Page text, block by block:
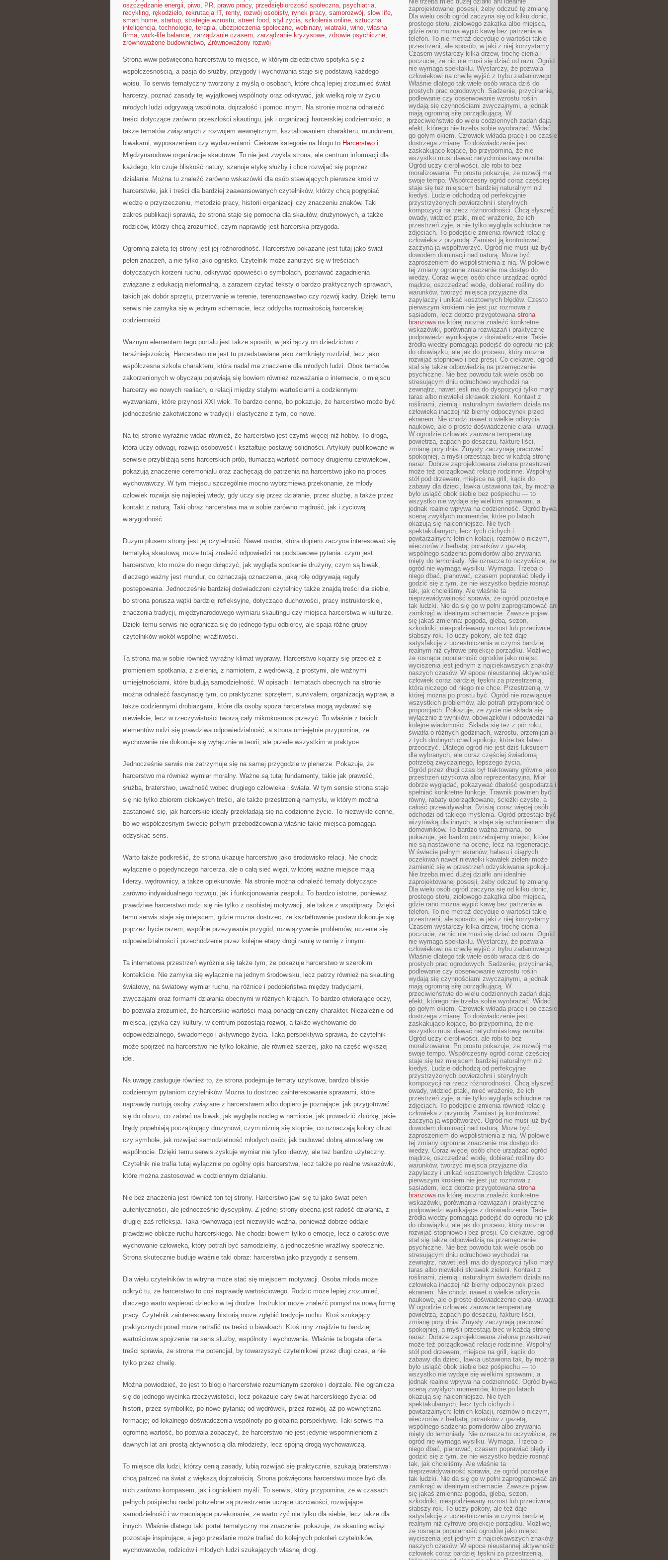
oszczędzanie energii, piwo, PR, prawo pracy, przedsiębiorczość społeczna, psychiatria,
recykling, rękodzieło, rekrutacja IT, renty, rozwój osobisty, rynek pracy, samorozwój, slow life,
smart home, startup, strategie wzrostu, street food, styl życia, szkolenia online, sztuczna
inteligencja, technologie, terapia, ubezpieczenia społeczne, webinary, wiatraki, wino, własna
firma, work-life balance, zarządzanie czasem, zarządzanie kryzysowe, zdrowie psychiczne,
zrównoważone budownictwo, Zrównoważony rozwój
Strona www poświęcona harcerstwu to miejsce, w którym dziedzictwo spotyka się z
współczesnością, a pasja do służby, przygody i wychowania staje się podstawą każdego
wpisu. To serwis tematyczny tworzony z myślą o osobach, które chcą lepiej zrozumieć świat
harcerzy, poznać zasady tej wyjątkowej wspólnoty oraz odkrywać, jak wielką rolę w życiu
młodych ludzi odgrywają wspólnota, dojrzałość i pomoc innym. Na stronie można odnaleźć
treści dotyczące zarówno przeszłości skautingu, jak i organizacji harcerskiej codzienności, a
także tematów związanych z rozwojem wewnętrznym, kształtowaniem charakteru, mundurem,
biwakami, wyposażeniem czy wydarzeniami. Ciekawe kategorie na blogu to Harcerstwo i
Międzynarodowe organizacje skautowe. To nie jest zwykła strona, ale centrum informacji dla
każdego, kto czuje bliskość natury, szanuje etykę służby i chce rozwijać się poprzez
działanie. Można tu znaleźć zarówno wskazówki dla osób stawiających pierwsze kroki w
harcerstwie, jak i treści dla bardziej zaawansowanych czytelników, którzy chcą pogłębiać
wiedzę o przyrzeczeniu, metodzie pracy, historii organizacji czy znaczeniu znaków. Taki
zakres publikacji sprawia, że strona staje się pomocna dla skautów, drużynowych, a także
rodziców, którzy chcą zrozumieć, czym naprawdę jest harcerska przygoda.
Ogromną zaletą tej strony jest jej różnorodność. Harcerstwo pokazane jest tutaj jako świat
pełen znaczeń, a nie tylko jako ognisko. Czytelnik może zanurzyć się w treściach
dotyczących korzeni ruchu, odkrywać opowieści o symbolach, poznawać zagadnienia
związane z edukacją nieformalną, a zarazem czytać teksty o bardzo praktycznych sprawach,
takich jak dobór sprzętu, przetrwanie w terenie, terenoznawstwo czy rozwój kadry. Dzięki temu
serwis nie zamyka się w jednym schemacie, lecz oddycha rozmaitością harcerskiej
codzienności.
Ważnym elementem tego portalu jest także sposób, w jaki łączy on dziedzictwo z
teraźniejszością. Harcerstwo nie jest tu przedstawiane jako zamknięty rozdział, lecz jako
współczesna szkoła charakteru, która nadal ma znaczenie dla młodych ludzi. Obok tematów
zakorzenionych w obyczaju pojawiają się bowiem również rozważania o internecie, o miejscu
harcerzy we nowych realiach, o relacji między stałymi wartościami a codziennymi
wyzwaniami, które przynosi XXI wiek. To bardzo cenne, bo pokazuje, że harcerstwo może być
jednocześnie zakotwiczone w tradycji i elastyczne z tym, co nowe.
Na tej stronie wyraźnie widać również, że harcerstwo jest czymś więcej niż hobby. To droga,
która uczy odwagi, rozwija osobowość i kształtuje postawę solidności. Artykuły publikowane w
serwisie przybliżają sens harcerskich prób, tłumaczą wartość pomocy drugiemu człowiekowi,
pokazują znaczenie ceremoniału oraz zachęcają do patrzenia na harcerstwo jako na proces
wychowawczy. W tym miejscu szczególnie mocno wybrzmiewa przekonanie, że młody
człowiek rozwija się najlepiej wtedy, gdy uczy się przez działanie, przez służbę, a także przez
kontakt z naturą. Taki obraz harcerstwa ma w sobie zarówno mądrość, jak i życiową
wiarygodność.
Dużym plusem strony jest jej czytelność. Nawet osoba, która dopiero zaczyna interesować się
tematyką skautową, może tutaj znaleźć odpowiedzi na podstawowe pytania: czym jest
harcerstwo, kto może do niego dołączyć, jak wygląda spotkanie drużyny, czym są biwak,
dlaczego ważny jest mundur, co oznaczają oznaczenia, jaką rolę odgrywają reguły
postępowania. Jednocześnie bardziej doświadczeni czytelnicy także znajdą treści dla siebie,
bo strona porusza wątki bardziej refleksyjne, dotyczące duchowości, pracy instruktorskiej,
znaczenia tradycji, międzynarodowego wymiaru skautingu czy miejsca harcerstwa w kulturze.
Dzięki temu serwis nie ogranicza się do jednego typu odbiorcy, ale spaja różne grupy
czytelników wokół wspólnej wrażliwości.
Ta strona ma w sobie również wyraźny klimat wyprawy. Harcerstwo kojarzy się przecież z
płomieniem spotkania, z zielenią, z namiotem, z wędrówką, z prostymi, ale ważnymi
umiejętnościami, które budują samodzielność. W opisach i tematach obecnych na stronie
można odnaleźć fascynację tym, co praktyczne: sprzętem, survivalem, organizacją wypraw, a
także codziennymi drobiazgami, które dla osoby spoza harcerstwa mogą wydawać się
niewielkie, lecz w rzeczywistości tworzą cały mikrokosmos przeżyć. To właśnie z takich
elementów rodzi się prawdziwa odpowiedzialność, a strona umiejętnie przypomina, że
wychowanie nie dokonuje się wyłącznie w teorii, ale przede wszystkim w praktyce.
Jednocześnie serwis nie zatrzymuje się na samej przygodzie w plenerze. Pokazuje, że
harcerstwo ma również wymiar moralny. Ważne są tutaj fundamenty, takie jak prawość,
służba, braterstwo, uważność wobec drugiego człowieka i świata. W tym sensie strona staje
się nie tylko zbiorem ciekawych treści, ale także przestrzenią namysłu, w którym można
zastanowić się, jak harcerskie ideały przekładają się na codzienne życie. To niezwykle cenne,
bo we współczesnym świecie pełnym przebodźcowania właśnie takie miejsca pomagają
odzyskać sens.
Warto także podkreślić, że strona ukazuje harcerstwo jako środowisko relacji. Nie chodzi
wyłącznie o pojedynczego harcerza, ale o całą sieć więzi, w której ważne miejsce mają
liderzy, wędrownicy, a także opiekunowie. Na stronie można odnaleźć tematy dotyczące
zarówno indywidualnego rozwoju, jak i funkcjonowania zespołu. To bardzo istotne, ponieważ
prawdziwe harcerstwo rodzi się nie tylko z osobistej motywacji, ale także z współpracy. Dzięki
temu serwis staje się miejscem, gdzie można dostrzec, że kształtowanie postaw dokonuje się
poprzez bycie razem, wspólne przeżywanie przygód, rozwiązywanie problemów, uczenie się
odpowiedzialności i przechodzenie przez kolejne etapy drogi ramię w ramię z innymi.
Ta internetowa przestrzeń wyróżnia się także tym, że pokazuje harcerstwo w szerokim
kontekście. Nie zamyka się wyłącznie na jednym środowisku, lecz patrzy również na skauting
światowy, na światowy wymiar ruchu, na różnice i podobieństwa między tradycjami,
zwyczajami oraz formami działania obecnymi w różnych krajach. To bardzo otwierające oczy,
bo pozwala zrozumieć, że harcerskie wartości mają ponadgraniczny charakter. Niezależnie od
miejsca, języka czy kultury, w centrum pozostają rozwój, a także wychowanie do
odpowiedzialnego, świadomego i aktywnego życia. Taka perspektywa sprawia, że czytelnik
może spojrzeć na harcerstwo nie tylko lokalnie, ale również szerzej, jako na część większej
idei.
Na uwagę zasługuje również to, że strona podejmuje tematy użytkowe, bardzo bliskie
codziennym pytaniom czytelników. Można tu dostrzec zainteresowanie sprawami, które
naprawdę nurtują osoby związane z harcerstwem albo dopiero je poznające: jak przygotować
się do obozu, co zabrać na biwak, jak wygląda nocleg w namiocie, jak prowadzić zbiórkę, jakie
błędy popełniają początkujący drużynowi, czym różnią się stopnie, co oznaczają kolory chust
czy symbole, jak rozwijać samodzielność młodych osób, jak budować dobrą atmosferę we
wspólnocie. Dzięki temu serwis zyskuje wymiar nie tylko ideowy, ale też bardzo użyteczny.
Czytelnik nie trafia tutaj wyłącznie po ogólny opis harcerstwa, lecz także po realne wskazówki,
które można zastosować w codziennym działaniu.
Nie bez znaczenia jest również ton tej strony. Harcerstwo jawi się tu jako świat pełen
autentyczności, ale jednocześnie dyscypliny. Z jednej strony obecna jest radość działania, z
drugiej zaś refleksja. Taka równowaga jest niezwykle ważna, ponieważ dobrze oddaje
prawdziwe oblicze ruchu harcerskiego. Nie chodzi bowiem tylko o emocje, lecz o całościowe
wychowanie człowieka, który potrafi być samodzielny, a jednocześnie wrażliwy społecznie.
Strona skutecznie buduje właśnie taki obraz: harcerstwa jako przygody z sensem.
Dla wielu czytelników ta witryna może stać się miejscem motywacji. Osoba młoda może
odkryć tu, że harcerstwo to coś naprawdę wartościowego. Rodzic może lepiej zrozumieć,
dlaczego warto wspierać dziecko w tej drodze. Instruktor może znaleźć pomysł na nową formę
pracy. Czytelnik zainteresowany historią może zgłębić tradycje ruchu. Ktoś szukający
praktycznych porad może natrafić na treści o biwakach. Ktoś inny znajdzie tu bardziej
wartościowe spojrzenie na sens służby, wspólnoty i wychowania. Właśnie ta bogata oferta
treści sprawia, że strona ma potencjał, by towarzyszyć czytelnikowi przez długi czas, a nie
tylko przez chwilę.
Można powiedzieć, że jest to blog o harcerstwie rozumianym szeroko i dojrzale. Nie ogranicza
się do jednego wycinka rzeczywistości, lecz pokazuje cały świat harcerskiego życia: od
historii, przez symbolikę, po nowe pytania; od wędrówek, przez rozwój, aż po wewnętrzną
formację; od lokalnego doświadczenia wspólnoty po globalną perspektywę. Taki serwis ma
ogromną wartość, bo pozwala zobaczyć, że harcerstwo nie jest jedynie wspomnieniem z
dawnych lat ani prostą aktywnością dla młodzieży, lecz spójną drogą wychowawczą.
To miejsce dla ludzi, którzy cenią zasady, lubią rozwijać się praktycznie, szukają braterstwa i
chcą patrzeć na świat z większą dojrzałością. Strona poświęcona harcerstwu może być dla
nich zarówno kompasem, jak i ogniskiem myśli. To serwis, który przypomina, że w czasach
pełnych pośpiechu nadal potrzebne są przestrzenie uczące uczciwości, rozwijające
samodzielność i wzmacniające przekonanie, że warto żyć nie tylko dla siebie, lecz także dla
innych. Właśnie dlatego taki portal tematyczny ma znaczenie: pokazuje, że skauting wciąż
pozostaje inspirujące, a jego przesłanie może trafiać do kolejnych pokoleń czytelników,
wychowawców, rodziców i młodych ludzi szukających własnej drogi.
zaprojektowanej posesji, żeby odczuć tę zmianę.
Dla wielu osób ogród zaczyna się od kilku donic,
prostego stołu, ziołowego zakątka albo miejsca,
gdzie rano można wypić kawę bez patrzenia w
telefon. To nie metraż decyduje o wartości takiej
przestrzeni, ale sposób, w jaki z niej korzystamy.
Czasem wystarczy kilka drzew, trochę cienia i
poczucie, że nic nie musi się dziać od razu. Ogród
nie wymaga spektaklu. Wystarczy, że pozwala
człowiekowi na chwilę wyjść z trybu zadaniowego.
Właśnie dlatego tak wiele osób wraca dziś do
prostych prac ogrodowych. Sadzenie, przycinanie,
podlewanie czy obserwowanie wzrostu roślin
wydają się czynnościami zwyczajnymi, a jednak
mają ogromną siłę porządkującą. W
przeciwieństwie do wielu codziennych zadań dają
efekt, którego nie trzeba sobie wyobrażać. Widać
go gołym okiem. Człowiek wkłada pracę i po czasie
dostrzega zmianę. To doświadczenie jest
zaskakująco kojące, bo przypomina, że nie
wszystko musi dawać natychmiastowy rezultat.
Ogród uczy cierpliwości, ale robi to bez
moralizowania. Po prostu pokazuje, że rozwój ma
swoje tempo. Współczesny ogród coraz częściej
staje się też miejscem bardziej naturalnym niż
kiedyś. Ludzie odchodzą od perfekcyjnie
przystrzyżonych powierzchni i sterylnych
kompozycji na rzecz różnorodności. Chcą słyszeć
owady, widzieć ptaki, mieć wrażenie, że ich
przestrzeń żyje, a nie tylko wygląda schludnie na
zdjęciach. To podejście zmienia również relację
człowieka z przyrodą. Zamiast ją kontrolować,
zaczyna ją współtworzyć. Ogród nie musi już być
dowodem dominacji nad naturą. Może być
zaproszeniem do współistnienia z nią. W połowie
tej zmiany ogromne znaczenie ma dostęp do
wiedzy. Coraz więcej osób chce urządzać ogród
mądrze, oszczędzać wodę, dobierać rośliny do
warunków, tworzyć miejsca przyjazne dla
zapylaczy i unikać kosztownych błędów. Często
pierwszym krokiem nie jest już rozmowa z
sąsiadem, lecz dobrze przygotowana strona
branżowana której można znaleźć konkretne
wskazówki, porównania rozwiązań i praktyczne
podpowiedzi wynikające z doświadczenia. Takie
źródła wiedzy pomagają podejść do ogrodu nie jak
do obowiązku, ale jak do procesu, który można
rozwijać stopniowo i bez presji. Co ciekawe, ogród
stał się także odpowiedzią na przemęczenie
psychiczne. Nie bez powodu tak wiele osób po
stresującym dniu odruchowo wychodzi na
zewnątrz, nawet jeśli ma do dyspozycji tylko mały
taras albo niewielki skrawek zieleni. Kontakt z
roślinami, ziemią i naturalnym światłem działa na
człowieka inaczej niż bierny odpoczynek przed
ekranem. Nie chodzi nawet o wielkie odkrycia
naukowe, ale o proste doświadczenie ciała i uwagi.
W ogrodzie człowiek zauważa temperaturę
powietrza, zapach po deszczu, fakturę liści,
zmianę pory dnia. Zmysły zaczynają pracować
spokojniej, a myśli przestają biec w każdą stronę
naraz. Dobrze zaprojektowana zielona przestrzeń
może też porządkować relacje rodzinne. Wspólny
stół pod drzewem, miejsce na grill, kącik do
zabawy dla dzieci, ławka ustawiona tak, by można
było usiąść obok siebie bez pośpiechu — to
wszystko nie wydaje się wielkimi sprawami, a
jednak realnie wpływa na codzienność. Ogród bywa
sceną zwykłych momentów, które po latach
okazują się najcenniejsze. Nie tych
spektakularnych, lecz tych cichych i
powtarzalnych: letnich kolacji, rozmów o niczym,
wieczorów z herbatą, poranków z gazetą,
wspólnego sadzenia pomidorów albo zrywania
mięty do lemoniady. Nie oznacza to oczywiście, że
ogród nie wymaga wysiłku. Wymaga. Trzeba o
niego dbać, planować, czasem poprawiać błędy i
godzić się z tym, że nie wszystko będzie rosnąć
tak, jak chcieliśmy. Ale właśnie ta
nieprzewidywalność sprawia, że ogród pozostaje
tak ludzki. Nie da się go w pełni zaprogramować ani
zamknąć w idealnym schemacie. Zawsze pojawi
się jakaś zmienna: pogoda, gleba, sezon,
szkodniki, niespodziewany rozrost lub przeciwnie,
słabszy rok. To uczy pokory, ale też daje
satysfakcję z uczestniczenia w czymś bardziej
realnym niż cyfrowe projekcje porządku. Możliwe,
że rosnąca popularność ogrodów jako miejsc
wyciszenia jest jednym z najciekawszych znaków
naszych czasów. W epoce nieustannej aktywności
człowiek coraz bardziej tęskni za przestrzenią,
która niczego od niego nie chce. Przestrzenią, w
której można po prostu być. Ogród nie rozwiązuje
wszystkich problemów, ale potrafi przypomnieć o
proporcjach. Pokazuje, że życie nie składa się
wyłącznie z wyników, obowiązków i odpowiedzi na
kolejne wiadomości. Składa się też z pór roku,
światła o różnych godzinach, wzrostu, przemijania i
z tych drobnych chwil spokoju, które tak łatwo
przeoczyć. Dlatego ogród nie jest dziś luksusem
dla wybranych, ale coraz częściej świadomą
potrzebą zwyczajnego, lepszego życia.
Ogród przez długi czas był traktowany głównie jako
przestrzeń użytkowa albo reprezentacyjna. Miał
dobrze wyglądać, pokazywać dbałość gospodarza i
spełniać konkretne funkcje. Trawnik powinien być
równy, rabaty uporządkowane, ścieżki czyste, a
całość przewidywalna. Dzisiaj coraz więcej osób
odchodzi od takiego myślenia. Ogród przestaje być
wizytówką dla innych, a staje się schronieniem dla
domowników. To bardzo ważna zmiana, bo
pokazuje, jak bardzo potrzebujemy miejsc, które
nie są nastawione na ocenę, lecz na regenerację.
W świecie pełnym ekranów, hałasu i ciągłych
oczekiwań nawet niewielki kawałek zieleni może
zamienić się w przestrzeń odzyskiwania spokoju.
Nie trzeba mieć dużej działki ani idealnie
zaprojektowanej posesji, żeby odczuć tę zmianę.
Dla wielu osób ogród zaczyna się od kilku donic,
prostego stołu, ziołowego zakątka albo miejsca,
gdzie rano można wypić kawę bez patrzenia w
telefon. To nie metraż decyduje o wartości takiej
przestrzeni, ale sposób, w jaki z niej korzystamy.
Czasem wystarczy kilka drzew, trochę cienia i
poczucie, że nic nie musi się dziać od razu. Ogród
nie wymaga spektaklu. Wystarczy, że pozwala
człowiekowi na chwilę wyjść z trybu zadaniowego.
Właśnie dlatego tak wiele osób wraca dziś do
prostych prac ogrodowych. Sadzenie, przycinanie,
podlewanie czy obserwowanie wzrostu roślin
wydają się czynnościami zwyczajnymi, a jednak
mają ogromną siłę porządkującą. W
przeciwieństwie do wielu codziennych zadań dają
efekt, którego nie trzeba sobie wyobrażać. Widać
go gołym okiem. Człowiek wkłada pracę i po czasie
dostrzega zmianę. To doświadczenie jest
zaskakująco kojące, bo przypomina, że nie
wszystko musi dawać natychmiastowy rezultat.
Ogród uczy cierpliwości, ale robi to bez
moralizowania. Po prostu pokazuje, że rozwój ma
swoje tempo. Współczesny ogród coraz częściej
staje się też miejscem bardziej naturalnym niż
kiedyś. Ludzie odchodzą od perfekcyjnie
przystrzyżonych powierzchni i sterylnych
kompozycji na rzecz różnorodności. Chcą słyszeć
owady, widzieć ptaki, mieć wrażenie, że ich
przestrzeń żyje, a nie tylko wygląda schludnie na
zdjęciach. To podejście zmienia również relację
człowieka z przyrodą. Zamiast ją kontrolować,
zaczyna ją współtworzyć. Ogród nie musi już być
dowodem dominacji nad naturą. Może być
zaproszeniem do współistnienia z nią. W połowie
tej zmiany ogromne znaczenie ma dostęp do
wiedzy. Coraz więcej osób chce urządzać ogród
mądrze, oszczędzać wodę, dobierać rośliny do
warunków, tworzyć miejsca przyjazne dla
zapylaczy i unikać kosztownych błędów. Często
pierwszym krokiem nie jest już rozmowa z
sąsiadem, lecz dobrze przygotowana strona
branżowana której można znaleźć konkretne
wskazówki, porównania rozwiązań i praktyczne
podpowiedzi wynikające z doświadczenia. Takie
źródła wiedzy pomagają podejść do ogrodu nie jak
do obowiązku, ale jak do procesu, który można
rozwijać stopniowo i bez presji. Co ciekawe, ogród
stał się także odpowiedzią na przemęczenie
psychiczne. Nie bez powodu tak wiele osób po
stresującym dniu odruchowo wychodzi na
zewnątrz, nawet jeśli ma do dyspozycji tylko mały
taras albo niewielki skrawek zieleni. Kontakt z
roślinami, ziemią i naturalnym światłem działa na
człowieka inaczej niż bierny odpoczynek przed
ekranem. Nie chodzi nawet o wielkie odkrycia
naukowe, ale o proste doświadczenie ciała i uwagi.
W ogrodzie człowiek zauważa temperaturę
powietrza, zapach po deszczu, fakturę liści,
zmianę pory dnia. Zmysły zaczynają pracować
spokojniej, a myśli przestają biec w każdą stronę
naraz. Dobrze zaprojektowana zielona przestrzeń
może też porządkować relacje rodzinne. Wspólny
stół pod drzewem, miejsce na grill, kącik do
zabawy dla dzieci, ławka ustawiona tak, by można
było usiąść obok siebie bez pośpiechu — to
wszystko nie wydaje się wielkimi sprawami, a
jednak realnie wpływa na codzienność. Ogród bywa
sceną zwykłych momentów, które po latach
okazują się najcenniejsze. Nie tych
spektakularnych, lecz tych cichych i
powtarzalnych: letnich kolacji, rozmów o niczym,
wieczorów z herbatą, poranków z gazetą,
wspólnego sadzenia pomidorów albo zrywania
mięty do lemoniady. Nie oznacza to oczywiście, że
ogród nie wymaga wysiłku. Wymaga. Trzeba o
niego dbać, planować, czasem poprawiać błędy i
godzić się z tym, że nie wszystko będzie rosnąć
tak, jak chcieliśmy. Ale właśnie ta
nieprzewidywalność sprawia, że ogród pozostaje
tak ludzki. Nie da się go w pełni zaprogramować ani
zamknąć w idealnym schemacie. Zawsze pojawi
się jakaś zmienna: pogoda, gleba, sezon,
szkodniki, niespodziewany rozrost lub przeciwnie,
słabszy rok. To uczy pokory, ale też daje
satysfakcję z uczestniczenia w czymś bardziej
realnym niż cyfrowe projekcje porządku. Możliwe,
że rosnąca popularność ogrodów jako miejsc
wyciszenia jest jednym z najciekawszych znaków
naszych czasów. W epoce nieustannej aktywności
człowiek coraz bardziej tęskni za przestrzenią,